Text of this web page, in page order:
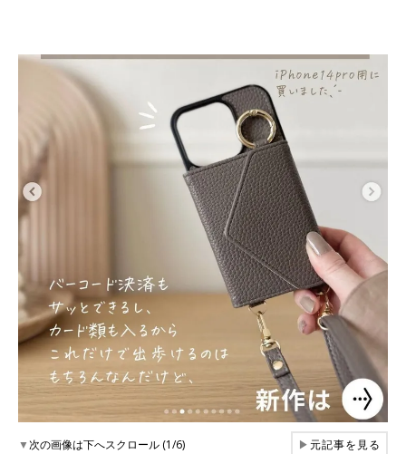
▼次の画像は下へスクロール (1/6) ▶元記事を見る